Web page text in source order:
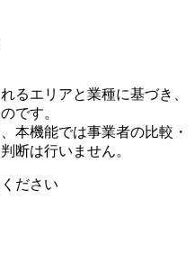
るエリアと業種に基づき、
です。
本機能では事業者の比較・
断は行いません。
ださい